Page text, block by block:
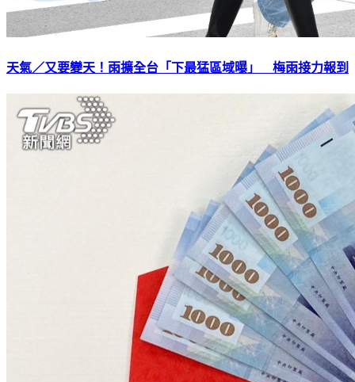
天氣／又要變天！雨擴全台「下最猛區域曝」 梅雨接力報到